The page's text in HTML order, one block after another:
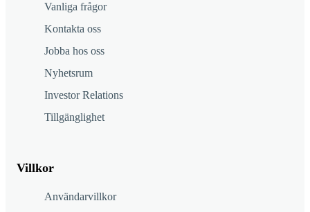
Vanliga frågor
Kontakta oss
Jobba hos oss
Nyhetsrum
Investor Relations
Tillgänglighet
Villkor
Användarvillkor